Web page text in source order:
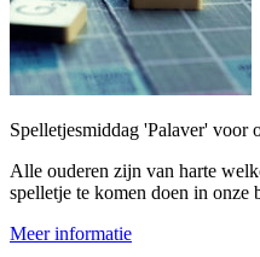
Spelletjesmiddag 'Palaver' voor
Alle ouderen zijn van harte
spelletje te komen doen in onze
Meer informatie